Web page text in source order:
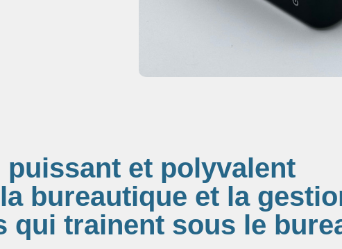
puissant et polyvalent
bureautique et la
qui trainent sous le